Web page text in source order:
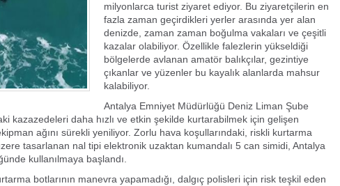
milyonlarca turist ziyaret ediyor. Bu ziyaretçilerin en
fazla zaman geçirdikleri yerler arasında yer alan
denizde, zaman zaman boğulma vakaları ve çeşitli
kazalar olabiliyor. Özellikle falezlerin yükseldiği
bölgelerde avlanan amatör balıkçılar, gezintiye
çıkanlar ve yüzenler bu kayalık alanlarda mahsur
kalabiliyor.
Antalya Emniyet Müdürlüğü Deniz Liman Şube
kazazedeleri daha hızlı ve etkin şekilde kurtarabilmek için gelişen
ağını sürekli yeniliyor. Zorlu hava koşullarındaki, riskli kurtarma
tasarlanan nal tipi elektronik uzaktan kumandalı 5 can simidi, Antalya
kullanılmaya başlandı.
botlarının manevra yapamadığı, dalgıç polisleri için risk teşkil eden